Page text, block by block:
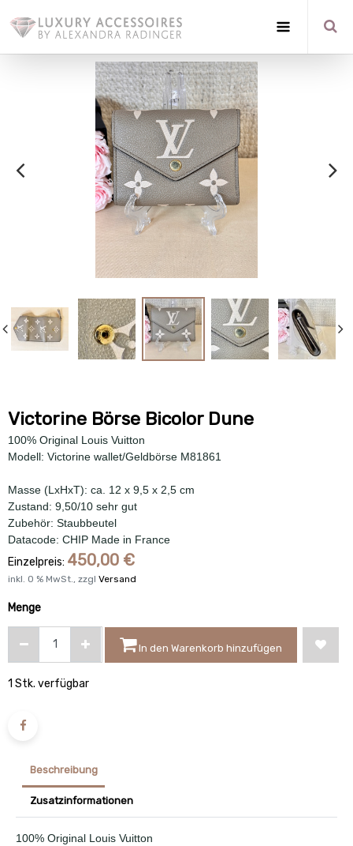
Victorine Börse Bicolor Dune
100% Original Louis Vuitton
Modell: Victorine wallet/Geldbörse M81861
Masse (LxHxT): ca. 12 x 9,5 x 2,5 cm
Zustand: 9,50/10 sehr gut
Zubehör: Staubbeutel
Datacode: CHIP Made in France
Einzelpreis: 450,00 €
inkl. 0 % MwSt., zzgl Versand
Menge
In den Warenkorb hinzufügen
1 Stk. verfügbar
Beschreibung
Zusatzinformationen
100% Original Louis Vuitton